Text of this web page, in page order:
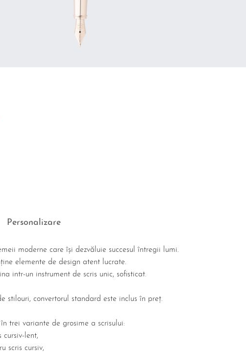
Personalizare
moderne care își dezvăluie succesul întregii lumi.
elemente de design atent lucrate.
intr-un instrument de scris unic, sofisticat.
stilouri, convertorul standard este inclus în preț.
trei variante de grosime a scrisului:
lent,
scris cursiv,